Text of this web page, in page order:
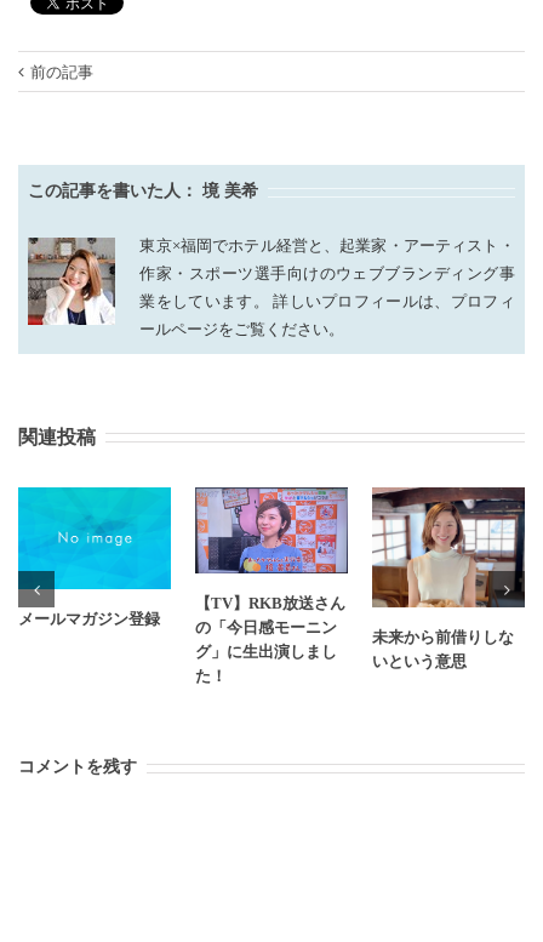
前の記事
この記事を書いた人：境 美希
東京×福岡でホテル経営と、起業家・アーティスト・
作家・スポーツ選手向けのウェブブランディング事
業をしています。 詳しいプロフィールは、プロフィ
ールページをご覧ください。
関連投稿
メールマガジン登録
【TV】RKB放送さん
の「今日感モーニン
グ」に生出演しまし
た！
未来から前借りしな
いという意思
コメントを残す